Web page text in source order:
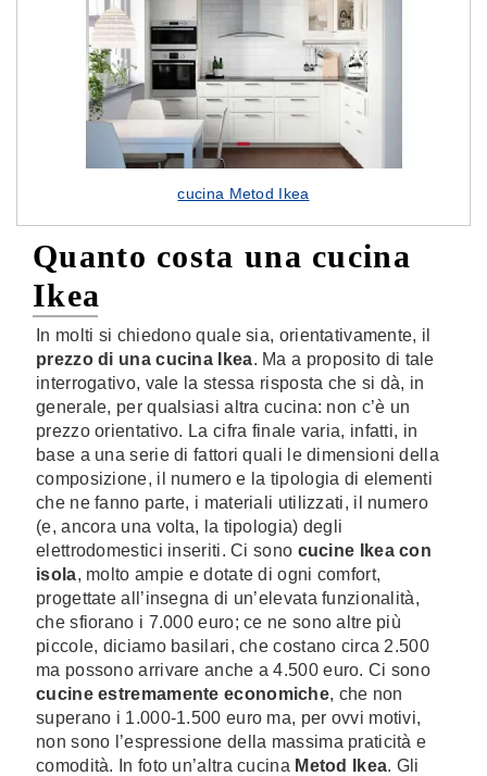
cucina Metod Ikea
Quanto costa una cucina
Ikea
In molti si chiedono quale sia, orientativamente, il
prezzo di una cucina Ikea. Ma a proposito di tale
interrogativo, vale la stessa risposta che si dà, in
generale, per qualsiasi altra cucina: non c’è un
prezzo orientativo. La cifra finale varia, infatti, in
base a una serie di fattori quali le dimensioni della
composizione, il numero e la tipologia di elementi
che ne fanno parte, i materiali utilizzati, il numero
(e, ancora una volta, la tipologia) degli
elettrodomestici inseriti. Ci sono cucine Ikea con
isola, molto ampie e dotate di ogni comfort,
progettate all’insegna di un’elevata funzionalità,
che sfiorano i 7.000 euro; ce ne sono altre più
piccole, diciamo basilari, che costano circa 2.500
ma possono arrivare anche a 4.500 euro. Ci sono
cucine estremamente economiche, che non
superano i 1.000-1.500 euro ma, per ovvi motivi,
non sono l’espressione della massima praticità e
comodità. In foto un’altra cucina Metod Ikea. Gli